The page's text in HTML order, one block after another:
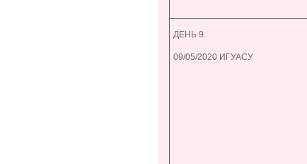
ДЕНЬ 9.
09/05/2020 ИГУАСУ